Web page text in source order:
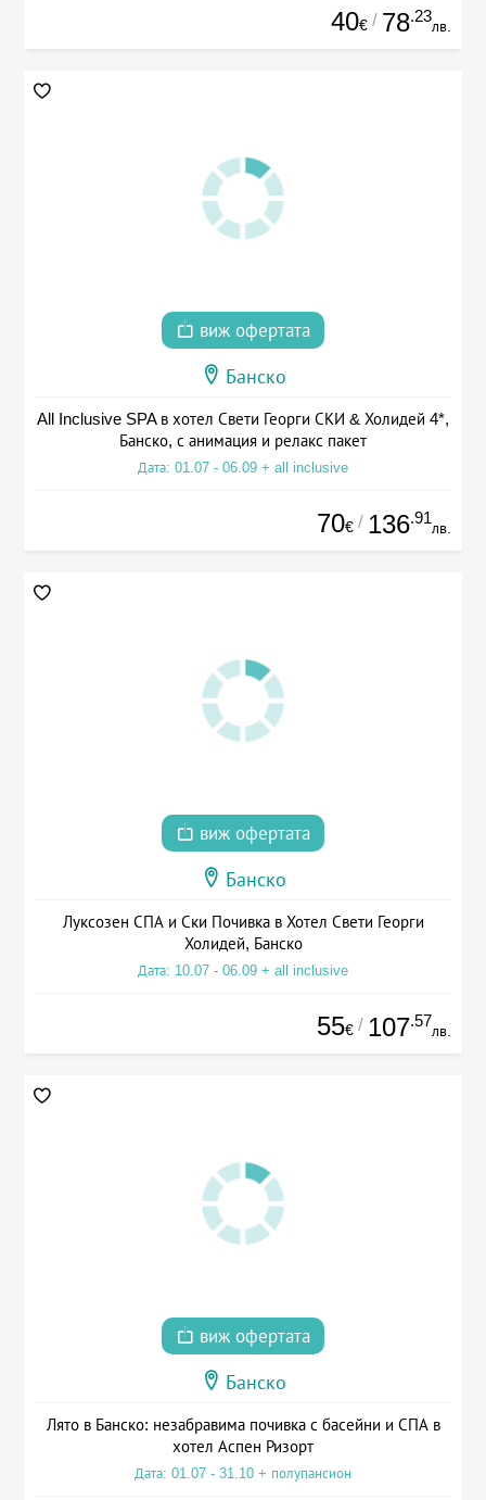
40€ / 78.23
лв.
виж офертата
Банско
All Inclusive SPA в хотел Свети Георги СКИ & Холидей 4*,
Банско, с анимация и релакс пакет
Дата: 01.07 - 06.09 + all inclusive
70€ / 136.91
лв.
виж офертата
Банско
Луксозен СПА и Ски Почивка в Хотел Свети Георги
Холидей, Банско
Дата: 10.07 - 06.09 + all inclusive
55€ / 107.57
лв.
виж офертата
Банско
Лято в Банско: незабравима почивка с басейни и СПА в
хотел Аспен Ризорт
Дата: 01.07 - 31.10 + полупансион